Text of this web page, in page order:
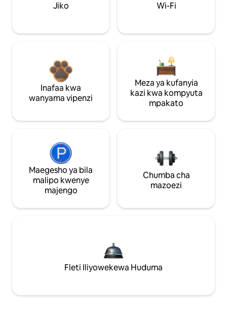
Jiko Wi-Fi
Inafaa kwa
wanyama vipenzi
Meza ya kufanyia
kazi kwa kompyuta
mpakato
Maegesho ya bila
malipo kwenye
majengo
Chumba cha
mazoezi
Fleti Iliyowekewa Huduma